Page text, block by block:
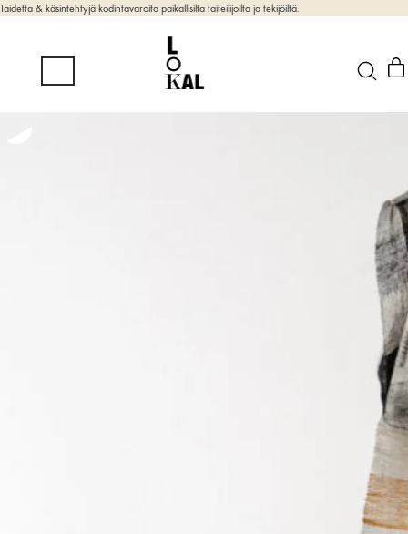
Taidetta & käsintehtyjä kodintavaroita paikallisilta taiteilijoilta ja tekijöiltä.